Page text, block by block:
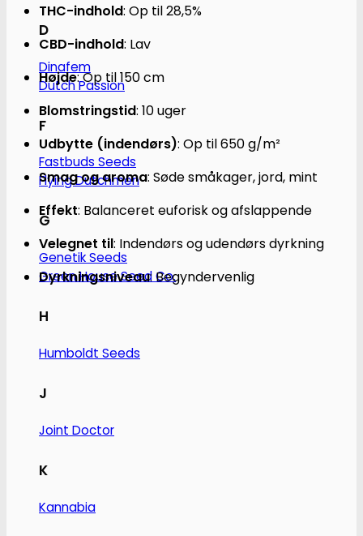
D
Dinafem
Dutch Passion
F
Fastbuds Seeds
Flying Dutchmen
G
Genetik Seeds
Green House Seed Co.
H
Humboldt Seeds
J
Joint Doctor
K
Kannabia
THC-indhold: Op til 28,5%
CBD-indhold: Lav
Højde:Op til 150 cm
Blomstringstid: 10 uger
Udbytte (indendørs): Op til 650 g/m²
Smag og aroma: Søde småkager, jord, mint
Effekt: Balanceret euforisk og afslappende
Velegnet til: Indendørs og udendørs dyrkning
Dyrkningsniveau:Begyndervenlig